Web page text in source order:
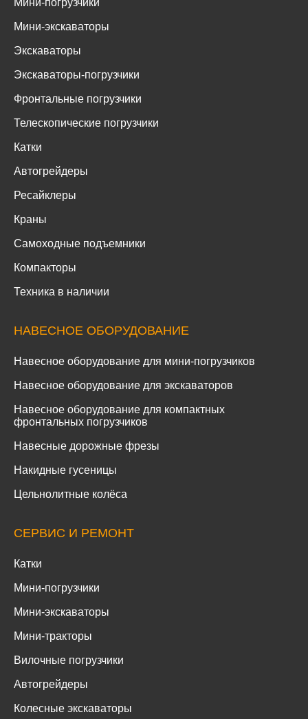
Мини-погрузчики
Мини-экскаваторы
Экскаваторы
Экскаваторы-погрузчики
Фронтальные погрузчики
Телескопические погрузчики
Катки
Автогрейдеры
Ресайклеры
Краны
Самоходные подъемники
Компакторы
Техника в наличии
НАВЕСНОЕ ОБОРУДОВАНИЕ
Навесное оборудование для мини-погрузчиков
Навесное оборудование для экскаваторов
Навесное оборудование для компактных
фронтальных погрузчиков
Навесные дорожные фрезы
Накидные гусеницы
Цельнолитные колёса
СЕРВИС И РЕМОНТ
Катки
Мини-погрузчики
Мини-экскаваторы
Мини-тракторы
Вилочные погрузчики
Автогрейдеры
Колесные экскаваторы